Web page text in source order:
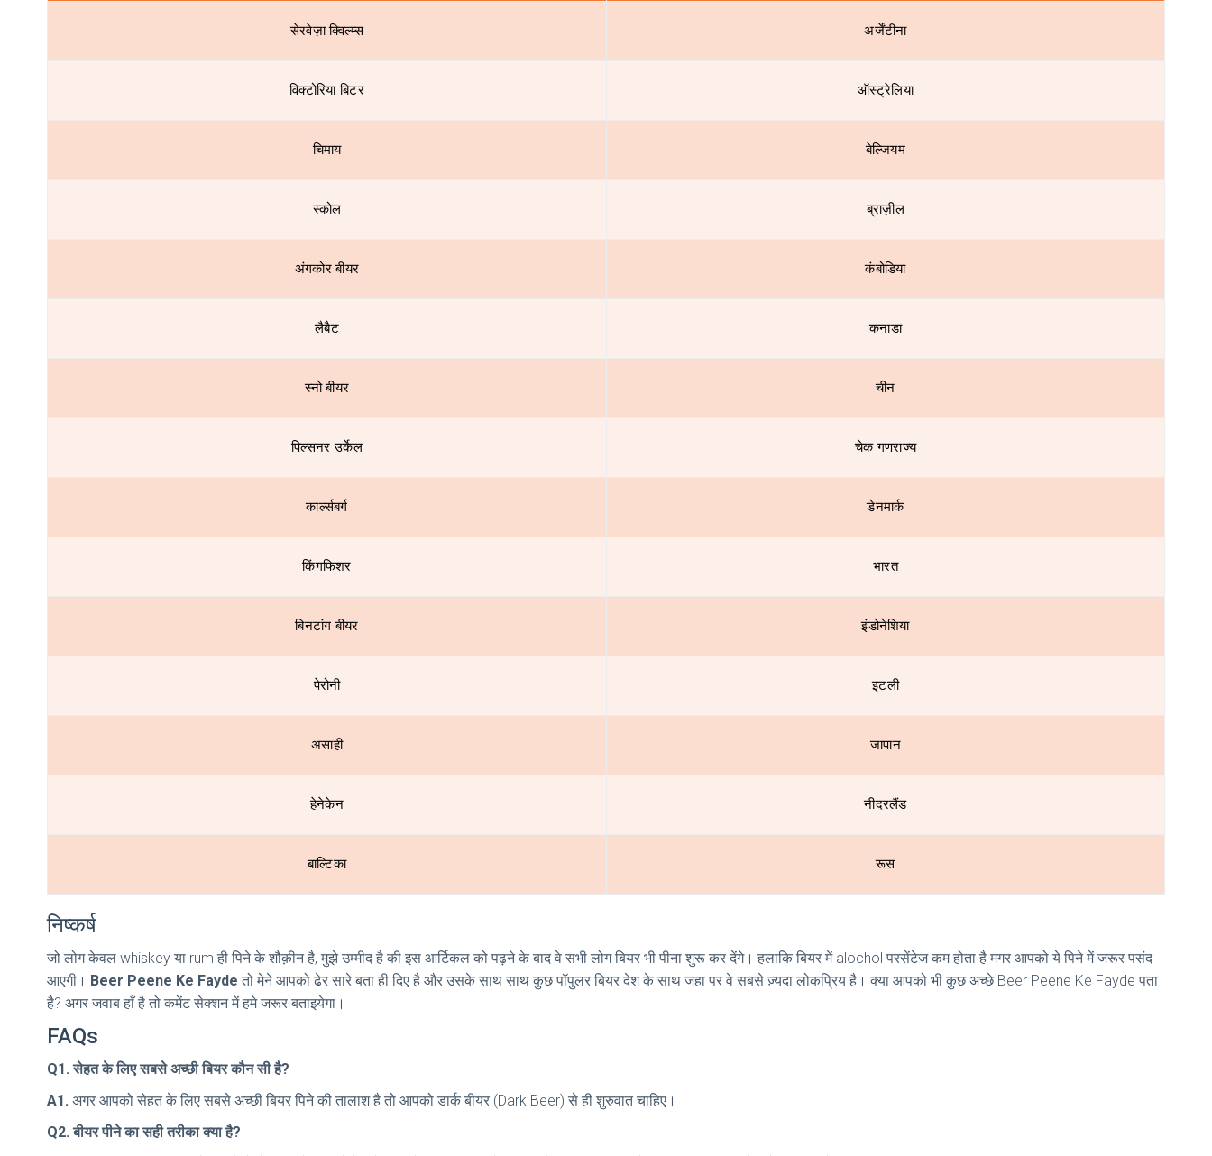
सेरवेज़ा क्विल्म्स अर्जेंटीना
विक्टोरिया बिटर ऑस्ट्रेलिया
चिमाय बेल्जियम
स्कोल ब्राज़ील
अंगकोर बीयर कंबोडिया
लैबैट कनाडा
स्नो बीयर चीन
पिल्सनर उर्केल चेक गणराज्य
कार्ल्सबर्ग डेनमार्क
किंगफिशर भारत
बिनटांग बीयर इंडोनेशिया
पेरोनी इटली
असाही जापान
हेनेकेन नीदरलैंड
बाल्टिका रूस
निष्कर्ष
जो लोग केवल whiskey या rum ही पिने के शौक़ीन है, मुझे उम्मीद है की इस आर्टिकल को पढ़ने के बाद वे सभी लोग बियर भी पीना शुरू कर देंगे। हलाकि बियर में alochol परसेंटेज कम होता है मगर आपको ये पिने में जरूर पसंद
आएगी। Beer Peene Ke Fayde तो मेने आपको ढेर सारे बता ही दिए है और उसके साथ साथ कुछ पॉपुलर बियर देश के साथ जहा पर वे सबसे ज़्यदा लोकप्रिय है। क्या आपको भी कुछ अच्छे Beer Peene Ke Fayde पता
है? अगर जवाब हाँ है तो कमेंट सेक्शन में हमे जरूर बताइयेगा।
FAQs
Q1. सेहत के लिए सबसे अच्छी बियर कौन सी है?
A1. अगर आपको सेहत के लिए सबसे अच्छी बियर पिने की तालाश है तो आपको डार्क बीयर (Dark Beer) से ही शुरुवात चाहिए।
Q2. बीयर पीने का सही तरीका क्या है?